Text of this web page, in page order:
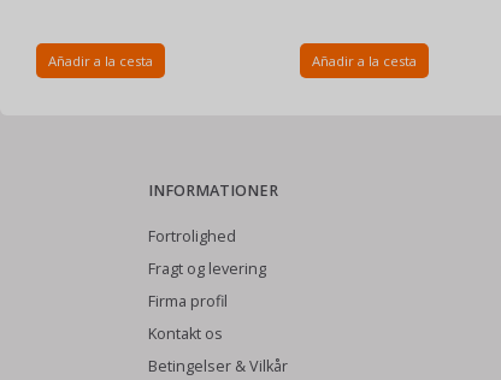
Añadir a la cesta Añadir a la cesta
INFORMATIONER
Fortrolighed
Fragt og levering
Firma profil
Kontakt os
Betingelser & Vilkår